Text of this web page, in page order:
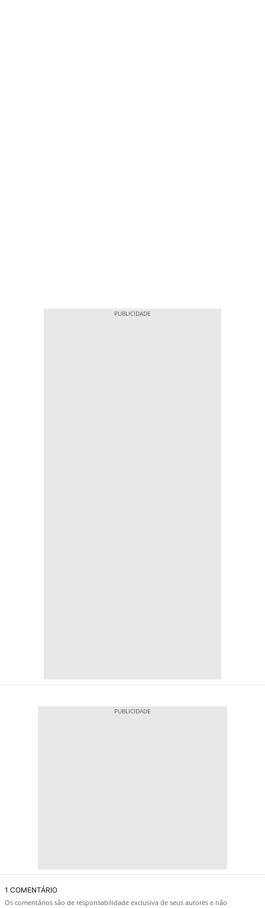
1 COMENTÁRIO
Os comentários são de responsabilidade exclusiva de seus autores e não